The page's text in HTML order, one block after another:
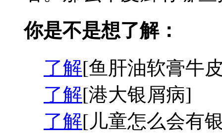
你是不是想了解：
了解[鱼肝油软膏牛
了解[港大银屑病]
了解[儿童怎么会有